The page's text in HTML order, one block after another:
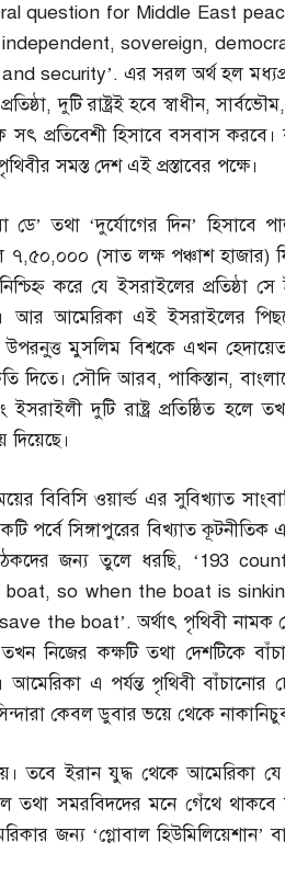
question for Middle East
sovereign,
security’.এর সরল অর্থ হল
,দুটি রাষ্ট্রই হবে স্বাধীন,সার্বভৌম
সৎ প্রতিবেশী হিসাবে বসবাস করবে।
সমস্ত দেশ এই প্রস্তাবের পক্ষে।
ডে’ তথা ‘দুর্যোগের দিন’ হিসাবে
৭,৫০,০০০ (সাত লক্ষ পঞ্চাশ হাজার)
করে যে ইসরাইলের প্রতিষ্ঠা
আর আমেরিকা এই ইসরাইলের
উপরনু্ত্ত মুসলিম বিশ্বকে এখন
দিতে। সৌদি আরব, পাকিস্তান,
ইসরাইলী দুটি রাষ্ট্র প্রতিষ্ঠিত
দিয়েছে।
বিবিসি ওয়ার্ল্ড এর সুবিখ্যাত
পর্বে সিঙ্গাপুরের বিখ্যাত
জন্য তুলে ধরছি, ‘193
so when the boat is
the boat’.অর্থাৎ পৃথিবী নামক
নিজের কক্ষটি তথা দেশটিকে
আমেরিকা এ পর্যন্ত পৃথিবী বাঁচানোর
কেবল ডুবার ভয়ে থেকে
তবে ইরান যুদ্ধ থেকে আমেরিকা যে
সমরবিদদের মনে গেঁথে থাকবে
জন্য ‘গ্লোবাল হিউমিলিয়েশান’